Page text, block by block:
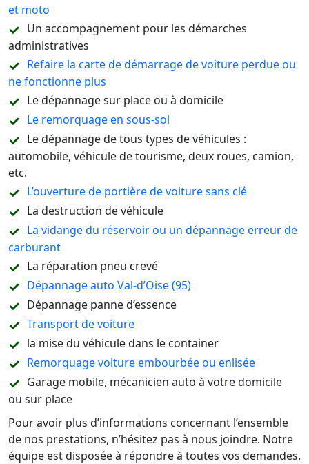
et moto
Un accompagnement pour les démarches
administratives
Refaire la carte de démarrage de voiture perdue ou
ne fonctionne plus
Le dépannage sur place ou à domicile
Le remorquage en sous-sol
Le dépannage de tous types de véhicules :
automobile, véhicule de tourisme, deux roues, camion,
etc.
L’ouverture de portière de voiture sans clé
La destruction de véhicule
La vidange du réservoir ou un dépannage erreur de
carburant
La réparation pneu crevé
Dépannage auto Val-d’Oise (95)
Dépannage panne d’essence
Transport de voiture
la mise du véhicule dans le container
Remorquage voiture embourbée ou enlisée
Garage mobile, mécanicien auto à votre domicile
ou sur place
Pour avoir plus d’informations concernant l’ensemble
de nos prestations, n’hésitez pas à nous joindre. Notre
équipe est disposée à répondre à toutes vos demandes.